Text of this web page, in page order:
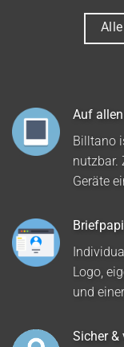
Auf
Billtano
nutzbar.
Geräte
Logo,
und
Sicher &